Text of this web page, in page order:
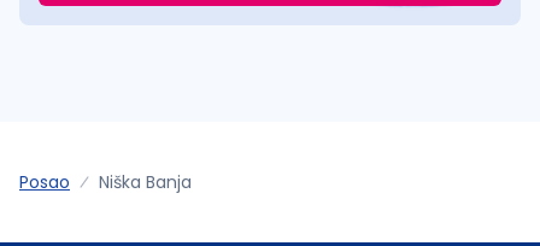
Posao Niška Banja